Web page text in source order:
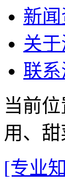
新
关
联
当前位
用、
[专业